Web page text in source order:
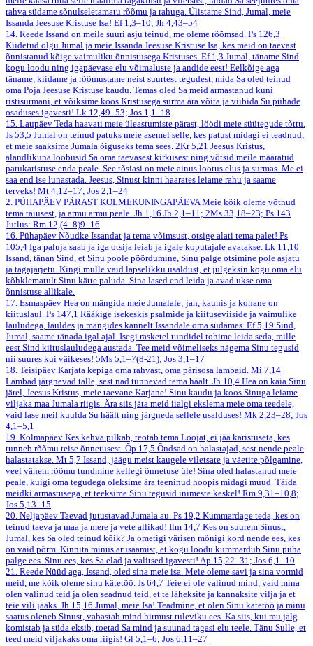
rahva südame sõnulseletamatu rõõmu ja rahuga. Ülistame Sind, Jumal, meie
Issanda Jeesuse Kristuse Isa! Ef 1,3–10; Jh 4,43–54
14. Reede Issand on meile suuri asju teinud, me oleme rõõmsad. Ps 126,3
Kiidetud olgu Jumal ja meie Issanda Jeesuse Kristuse Isa, kes meid on taevast
õnnistanud kõige vaimuliku õnnistusega Kristuses. Ef 1,3 Jumal, täname Sind
kogu loodu ning igapäevase elu võimaluste ja andide eest! Eelkõige aga
täname, kiidame ja rõõmustame neist suurtest tegudest, mida Sa oled teinud
oma Poja Jeesuse Kristuse kaudu. Temas oled Sa meid armastanud kuni
ristisurmani, et võiksime koos Kristusega surma ära võita ja viibida Su pühade
osaduses igavesti! Lk 12,49–53; Jos 1,1–18
15. Laupäev Teda haavati meie üleastumiste pärast, löödi meie süütegude tõttu.
Js 53,5 Jumal on teinud patuks meie asemel selle, kes patust midagi ei teadnud,
et meie saaksime Jumala õiguseks tema sees. 2Kr 5,21 Jeesus Kristus,
alandlikuna loobusid Sa oma taevasest kirkusest ning võtsid meile määratud
patukaristuse enda peale. See tõsiasi on meie ainus lootus elus ja surmas. Me ei
saa end ise lunastada. Jeesus, Sinust kinni haarates leiame rahu ja saame
terveks! Mt 4,12–17; Jos 2,1–24
2. PÜHAPÄEV PÄRAST KOLMEKUNINGAPÄEVAMeie kõik oleme võtnud
tema täiusest, ja armu armu peale. Jh 1,16 Jh 2,1–11; 2Ms 33,18–23; Ps 143
Jutlus: Rm 12,(4–8)9–16
16. Pühapäev Nõudke Issandat ja tema võimsust, otsige alati tema palet! Ps
105,4 Iga paluja saab ja iga otsija leiab ja igale koputajale avatakse. Lk 11,10
Issand, tänan Sind, et Sinu poole pöördumine, Sinu palge otsimine pole asjatu
ja tagajärjetu. Kingi mulle vaid lapselikku usaldust, et julgeksin kogu oma elu
kõhklematult Sinu kätte paluda. Sina lased end leida ja avad ukse oma
õnnistuse allikale.
17. Esmaspäev Hea on mängida meie Jumalale; jah, kaunis ja kohane on
kiituslaul. Ps 147,1 Rääkige isekeskis psalmide ja kiituseviiside ja vaimulike
lauludega, lauldes ja mängides kannelt Issandale oma südames. Ef 5,19 Sind,
Jumal, saame tänada igal ajal. Isegi rasketel tundidel tohime leida seda, mille
eest Sind kiituslauludega austada. Tee meid võimeliseks nägema Sinu tegusid
nii suures kui väikeses! 5Ms 5,1–7(8-21); Jos 3,1–17
18. Teisipäev Karjata kepiga oma rahvast, oma pärisosa lambaid. Mi 7,14
Lambad järgnevad talle, sest nad tunnevad tema häält. Jh 10,4 Hea on käia Sinu
järel, Jeesus Kristus, meie taevane Karjane! Sinu kaudu ja koos Sinuga leiame
viljaka maa Jumala riigis. Ära siis jäta meid iialgi ekslema meie oma teedele,
vaid lase meil kuulda Su häält ning järgneda sellele usalduses! Mk 2,23–28; Jos
4,1–5,1
19. Kolmapäev Kes kehva pilkab, teotab tema Loojat, ei jää karistuseta, kes
tunneb rõõmu teise õnnetusest. Õp 17,5 Õndsad on halastajad, sest nende peale
halastatakse. Mt 5,7 Issand, jäägu meist kaugele viletsate ja väetite põlgamine,
veel vähem rõõmu tundmine kellegi õnnetuse üle! Sina oled halastanud meie
peale, kuigi oma tegudega oleksime ära teeninud hoopis midagi muud. Täida
meidki armastusega, et teeksime Sinu tegusid inimeste keskel! Rm 9,31–10,8;
Jos 5,13–15
20. Neljapäev Taevad jutustavad Jumala au. Ps 19,2 Kummardage teda, kes on
teinud taeva ja maa ja mere ja vete allikad! Ilm 14,7 Kes on suurem Sinust,
Jumal, kes Sa oled teinud kõik? Ja ometigi värisen mõnigi kord nende ees, kes
on vaid põrm. Kinnita minus arusaamist, et kogu loodu kummardub Sinu püha
palge ees. Sinu ees, kes Sa elad ja valitsed igavesti! Ap 15,22–31; Jos 6,1–10
21. Reede Nüüd aga, Issand, oled sina meie isa. Meie oleme savi ja sina vormid
meid, me kõik oleme sinu kätetöö. Js 64,7 Teie ei ole valinud mind, vaid mina
olen valinud teid ja olen seadnud teid, et te läheksite ja kannaksite vilja ja et
teie vili jääks. Jh 15,16 Jumal, meie Isa! Teadmine, et olen Sinu kätetöö ja minu
saatus oleneb Sinust, vabastab mind hirmust tuleviku ees. Ka siis, kui mu jalg
komistab ja süda eksib, toetad Sa mind ja suunad tagasi elu teele. Tänu Sulle, et
teed meid viljakaks oma riigis! Gl 5,1–6; Jos 6,11–27